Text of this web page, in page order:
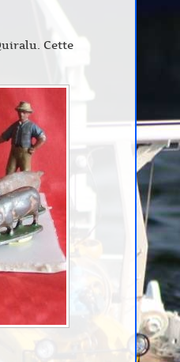
Cette